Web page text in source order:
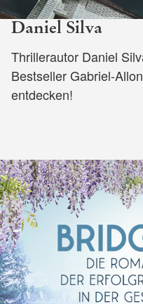
Daniel Silva
Thrillerautor Daniel
Bestseller Gabriel-
entdecken!